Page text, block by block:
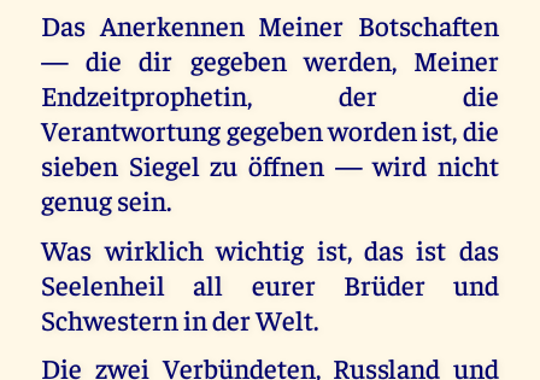
Das Anerkennen Meiner Botschaften
— die dir gegeben werden, Meiner
Endzeitprophetin, der die
Verantwortung gegeben worden ist, die
sieben Siegel zu öffnen — wird nicht
genug sein.
Was wirklich wichtig ist, das ist das
Seelenheil all eurer Brüder und
Schwestern in der Welt.
Die zwei Verbündeten, Russland und